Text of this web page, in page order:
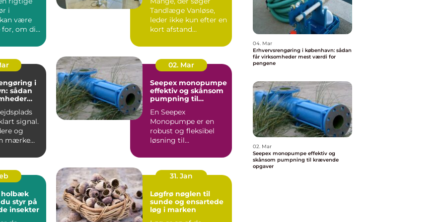
i
være
for, om dit
Tandlæge Vanløse,
leder ikke kun efter en
kort afstand
også have ...
i
sådan
signal.
og
mærke
02. Mar
Seepex monopumpe
effektiv og skånsom
pumpning til
En Seepex
Monopumpe er en
robust og fleksibel
løsning til
arbejder med
tyktflydend...
styr på
insekter
31. Jan
Løgfrø nøglen til
sunde og ensartede
løg i marken
04. Mar
Erhvervsrengøring i københavn: sådan
får virksomheder mest værdi for
pengene
02. Mar
Seepex monopumpe effektiv og
skånsom pumpning til krævende
opgaver